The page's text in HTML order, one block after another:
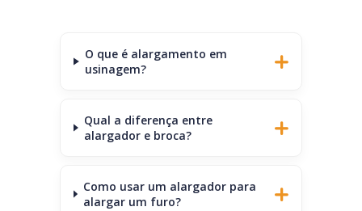
O que é alargamento em
usinagem?
Qual a diferença entre
alargador e broca?
Como usar um alargador para
alargar um furo?